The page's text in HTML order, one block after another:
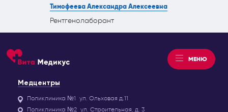
Тимофеева Александра Алексеевна
Рентгенолаборант
МЕНЮ
Медцентры
Поликлиника №1 ул. Ольховая д.11
Поликлиника №2 ул. Строительная, д. 3